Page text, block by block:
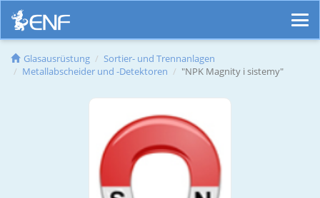
Glasausrüstung
Sortier- und Trennanlagen
Metallabscheider und -Detektoren
"NPK Magnity i sistemy"